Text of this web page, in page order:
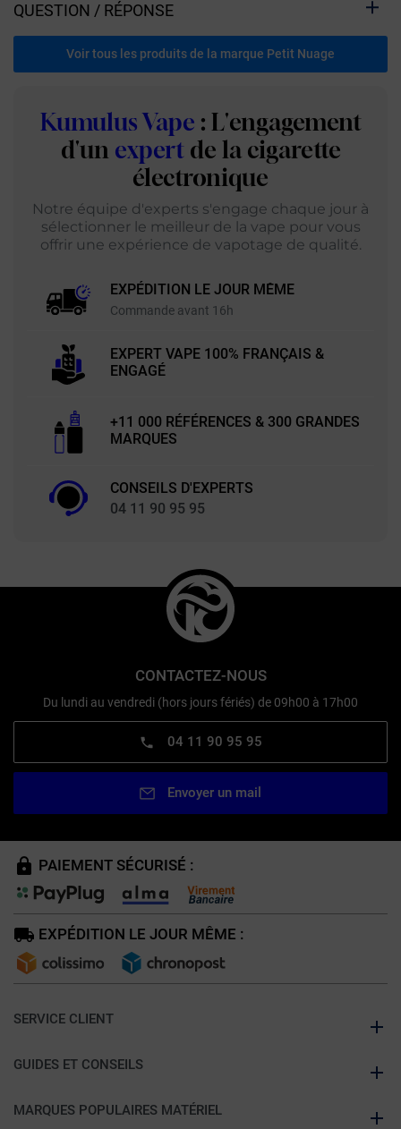
QUESTION / RÉPONSE
Voir tous les produits de la marque Petit Nuage
Kumulus Vape : L'engagement
d'un expert de la cigarette
électronique
Notre équipe d'experts s'engage chaque jour à
sélectionner le meilleur de la vape pour vous
offrir une expérience de vapotage de qualité.
EXPÉDITION LE JOUR MÊME
Commande avant 16h
EXPERT VAPE 100% FRANÇAIS &
ENGAGÉ
+11 000 RÉFÉRENCES & 300 GRANDES
MARQUES
CONSEILS D'EXPERTS
04 11 90 95 95
CONTACTEZ-NOUS
Du lundi au vendredi (hors jours fériés) de 09h00 à 17h00
04 11 90 95 95
Envoyer un mail
PAIEMENT SÉCURISÉ :
EXPÉDITION LE JOUR MÊME :
SERVICE CLIENT
GUIDES ET CONSEILS
MARQUES POPULAIRES MATÉRIEL